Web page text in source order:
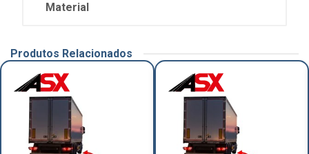
Material
Produtos Relacionados